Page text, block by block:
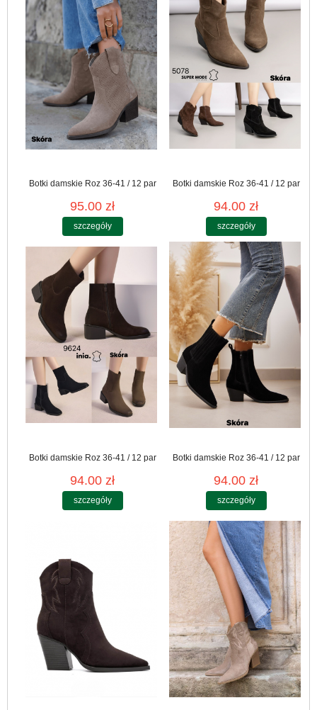
Botki damskie Roz 36-41 / 12 par
95.00 zł
szczegóły
Botki damskie Roz 36-41 / 12 par
94.00 zł
szczegóły
Botki damskie Roz 36-41 / 12 par
94.00 zł
szczegóły
Botki damskie Roz 36-41 / 12 par
94.00 zł
szczegóły